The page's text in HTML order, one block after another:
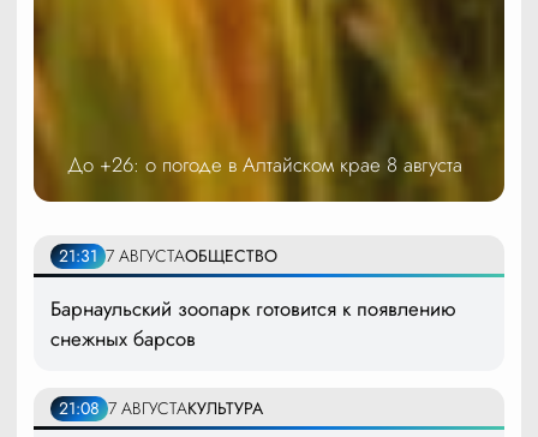
До +26: о погоде в Алтайском крае 8 августа
21:31 7 АВГУСТАОБЩЕСТВО
Барнаульский зоопарк готовится к появлению
снежных барсов
21:08 7 АВГУСТАКУЛЬТУРА